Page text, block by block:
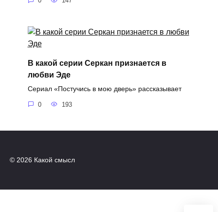
В какой серии Серкан признается в
любви Эде
Сериал «Постучись в мою дверь» рассказывает
0 193
© 2026 Какой смысл